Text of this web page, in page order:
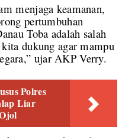
menjaga keamanan,
pertumbuhan
Toba adalah salah
kita dukung agar mampu
ujar AKP Verry.
Polres
Liar